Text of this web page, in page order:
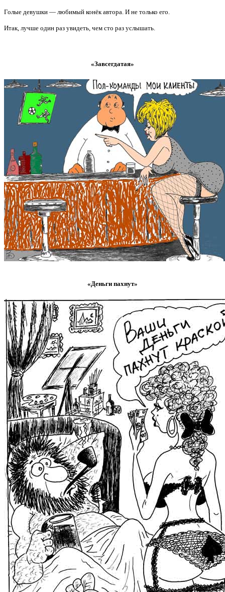
Голые девушки — любимый конёк автора. И не только его.
Итак, лучше один раз увидеть, чем сто раз услышать.
«Завсегдатая»
«Деньги пахнут»